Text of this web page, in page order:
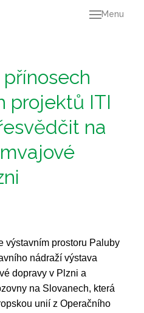
Menu
projektů ITI
na
výstavním prostoru Paluby
nádraží výstava
dopravy v Plzni a
na Slovanech, která
unií z Operačního